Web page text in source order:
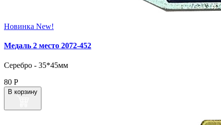
Новинка New!
Медаль 2 место 2072‑452
Серебро - 35*45мм
80 Р
В корзину